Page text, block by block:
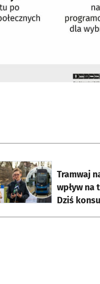
Tramwaj
wpływ na
Dziś
się w nowej karcie